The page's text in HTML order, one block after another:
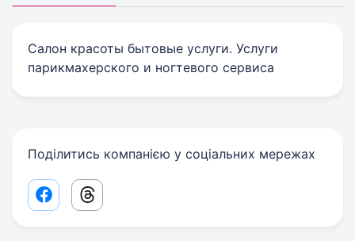
Салон красоты бытовые услуги. Услуги
парикмахерского и ногтевого сервиса
Поділитись компанією у соціальних мережах
Facebook share link
Threads share link